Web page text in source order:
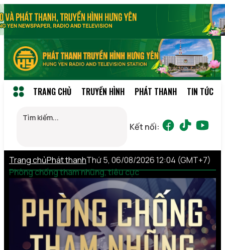
TRANG CHỦ TRUYỀN HÌNH PHÁT THANH TIN TỨC
Kết nối:
Trang chủPhát thanh
Phòng chống tham nhũng, tiêu cực
Thứ 5, 06/08/2026 12:04 (GMT+7)